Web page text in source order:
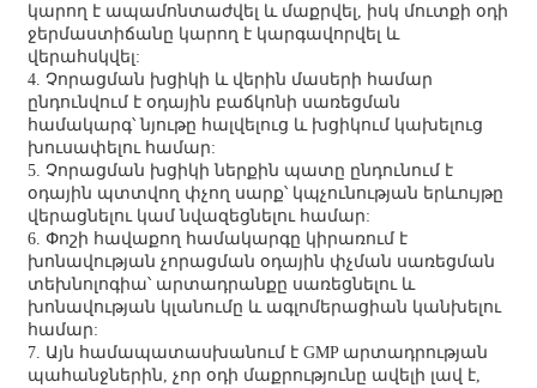
կարող է ապամոնտաժվել և մաքրվել, իսկ մուտքի օդի
ջերմաստիճանը կարող է կարգավորվել և
վերահսկվել:
4. Չորացման խցիկի և վերին մասերի համար
ընդունվում է օդային բաճկոնի սառեցման
համակարգ՝ նյութը հալվելուց և խցիկում կախելուց
խուսափելու համար:
5. Չորացման խցիկի ներքին պատը ընդունում է
օդային պտտվող փչող սարք՝ կպչունության երևույթը
վերացնելու կամ նվազեցնելու համար:
6. Փոշի հավաքող համակարգը կիրառում է
խոնավության չորացման օդային փչման սառեցման
տեխնոլոգիա՝ արտադրանքը սառեցնելու և
խոնավության կլանումը և ագլոմերացիան կանխելու
համար:
7. Այն համապատասխանում է GMP արտադրության
պահանջներին, չոր օդի մաքրությունը ավելի լավ է,